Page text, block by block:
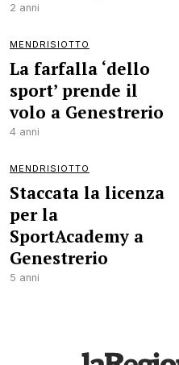
2 anni
MENDRISIOTTO
La farfalla ‘dello
sport’ prende il
volo a Genestrerio
4 anni
MENDRISIOTTO
Staccata la licenza
per la
SportAcademy a
Genestrerio
5 anni